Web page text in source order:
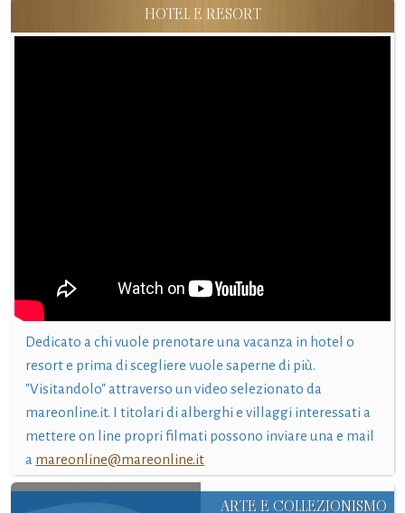
HOTEL E RESORT
Dedicato a chi vuole prenotare una vacanza in hotel o
resort e prima di scegliere vuole saperne di più.
"Visitandolo" attraverso un video selezionato da
mareonline.it. I titolari di alberghi e villaggi interessati a
mettere on line propri filmati possono inviare una e mail
a mareonline@mareonline.it
ARTE E COLLEZIONISMO